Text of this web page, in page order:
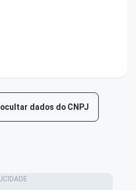
dados do CNPJ